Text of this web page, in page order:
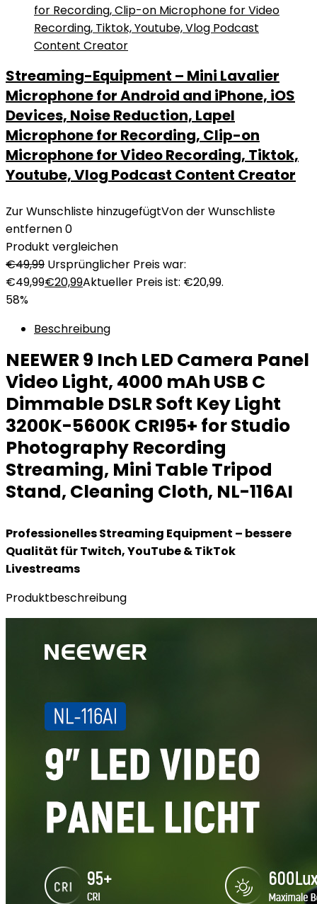
Streaming-Equipment – Mini Lavalier
Microphone for Android and iPhone, iOS
Devices, Noise Reduction, Lapel
Microphone for Recording, Clip-on
Microphone for Video Recording, Tiktok,
Youtube, Vlog Podcast Content Creator
Zur Wunschliste hinzugefügtVon der Wunschliste
entfernen0
Produkt vergleichen
€49,99 Ursprünglicher Preis war:
€49,99€20,99Aktueller Preis ist: €20,99.
58%
Beschreibung
NEEWER 9 Inch LED Camera Panel
Video Light, 4000 mAh USB C
Dimmable DSLR Soft Key Light
3200K-5600K CRI95+ for Studio
Photography Recording
Streaming, Mini Table Tripod
Stand, Cleaning Cloth, NL-116AI
Professionelles Streaming Equipment – bessere
Qualität für Twitch, YouTube & TikTok
Livestreams
Produktbeschreibung